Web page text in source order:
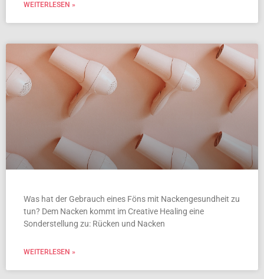
WEITERLESEN »
Was hat der Gebrauch eines Föns mit Nackengesundheit zu
tun? Dem Nacken kommt im Creative Healing eine
Sonderstellung zu: Rücken und Nacken
WEITERLESEN »